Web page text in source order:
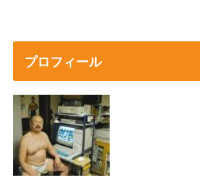
プロフィール